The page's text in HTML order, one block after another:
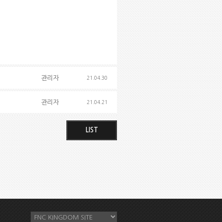
관리자 21.04.30
관리자 21.04.21
LIST